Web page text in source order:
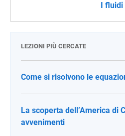
I fluidi
LEZIONI PIÙ CERCATE
Come si risolvono le
La scoperta dell’America di
avvenimenti